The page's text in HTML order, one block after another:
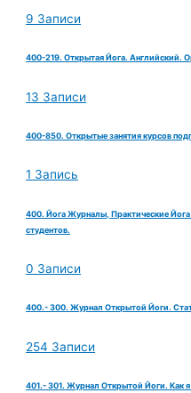
9 Записи
400-219. Открытая Йога. Английский.
13 Записи
400-850. Открытые занятия курсов
1 Запись
400. Йога Журналы, Практические
студентов.
0 Записи
400.- 300. Журнал Открытой Йоги.
254 Записи
401.- 301. Журнал Открытой Йоги. Как